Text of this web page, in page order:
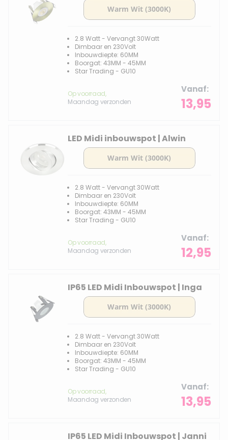
2.8 Watt - Vervangt 30Watt
Dimbaar en 230Volt
Inbouwdiepte: 60MM
Boorgat: 43MM - 45MM
Star Trading - GU10
Op voorraad,
Maandag verzonden
Vanaf
13,95
LED Midi inbouwspot | Alwin
2.8 Watt - Vervangt 30Watt
Dimbaar en 230Volt
Inbouwdiepte: 60MM
Boorgat: 43MM - 45MM
Star Trading - GU10
Op voorraad,
Maandag verzonden
Vanaf
12,95
IP65 LED Midi Inbouwspot | Inga
2.8 Watt - Vervangt 30Watt
Dimbaar en 230Volt
Inbouwdiepte: 60MM
Boorgat: 43MM - 45MM
Star Trading - GU10
Op voorraad,
Maandag verzonden
Vanaf
13,95
IP65 LED Midi Inbouwspot | Janni